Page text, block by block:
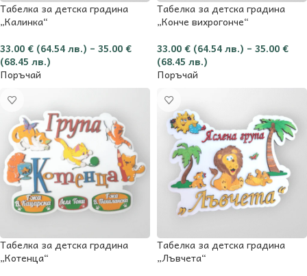
Табелка за детска градина
„Калинка“
33.00 € (64.54 лв.) – 35.00 €
(68.45 лв.)
Поръчай
Табелка за детска градина
„Конче вихрогонче“
33.00 € (64.54 лв.) – 35.00 €
(68.45 лв.)
Поръчай
Табелка за детска градина
„Котенца“
Табелка за детска градина
„Лъвчета“